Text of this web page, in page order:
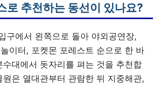
로 추천하는 동선이 있나요?
구에서 왼쪽으로 돌아 야외공연장,
이터, 포켓몬 포레스트 순으로 한 바
수대에서 돗자리를 펴는 것을 추천합
원은 열대관부터 관람한 뒤 지중해관,